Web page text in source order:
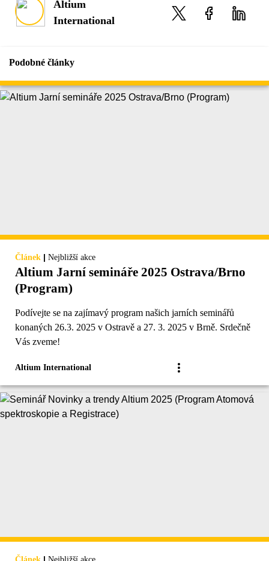
Altium
International
Podobné články
Článek | Nejbližší akce
Altium Jarní semináře 2025 Ostrava/Brno
(Program)
Podívejte se na zajímavý program našich jarních seminářů
konaných 26.3. 2025 v Ostravě a 27. 3. 2025 v Brně. Srdečně
Vás zveme!
Altium International